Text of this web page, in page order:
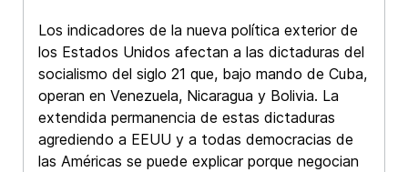
Los indicadores de la nueva política exterior de
los Estados Unidos afectan a las dictaduras del
socialismo del siglo 21 que, bajo mando de Cuba,
operan en Venezuela, Nicaragua y Bolivia. La
extendida permanencia de estas dictaduras
agrediendo a EEUU y a todas democracias de
las Américas se puede explicar porque negocian